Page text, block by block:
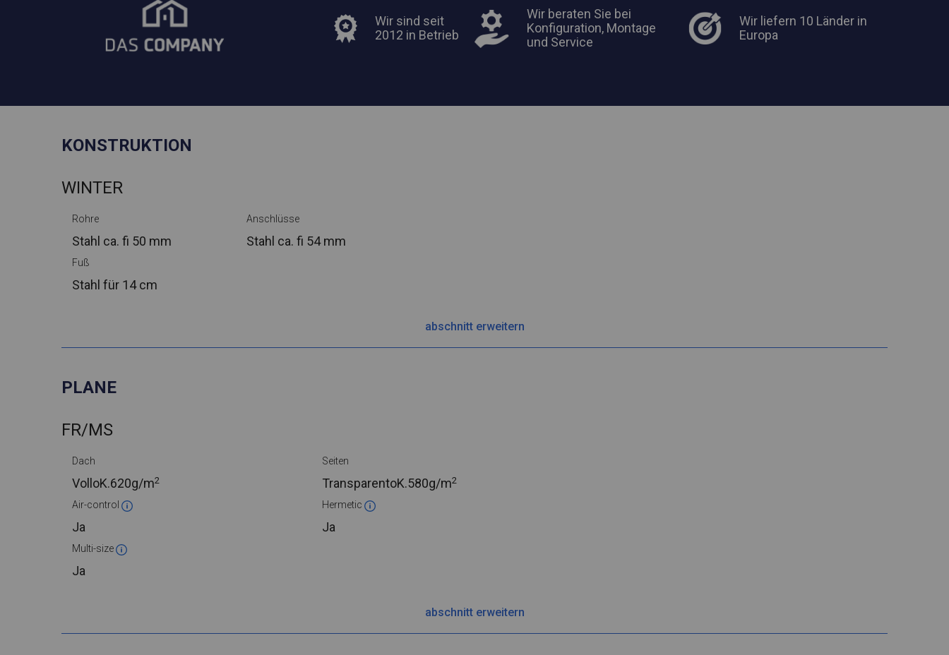
Wir sind seit
2012 in Betrieb
Wir beraten Sie bei
Konfiguration, Montage
und Service
Wir liefern 10 Länder in
Europa
KONSTRUKTION
WINTER
Rohre
Stahl ca. fi 50 mm
Anschlüsse
Stahl ca. fi 54 mm
Fuß
Stahl für 14 cm
abschnitt erweitern
PLANE
FR/MS
Dach
VolloK.620g/m2
Seiten
TransparentoK.580g/m2
Air-control
Ja
Hermetic
Ja
Multi-size
Ja
abschnitt erweitern